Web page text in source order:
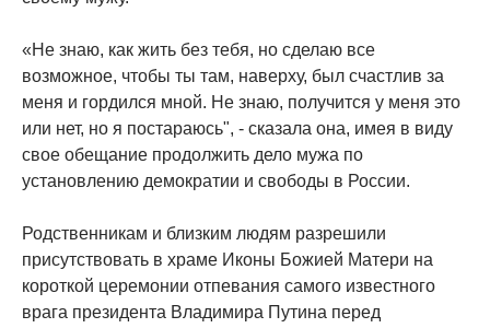
«Не знаю, как жить без тебя, но сделаю все
возможное, чтобы ты там, наверху, был счастлив за
меня и гордился мной. Не знаю, получится у меня это
или нет, но я постараюсь", - сказала она, имея в виду
свое обещание продолжить дело мужа по
установлению демократии и свободы в России.
Родственникам и близким людям разрешили
присутствовать в храме Иконы Божией Матери на
короткой церемонии отпевания самого известного
врага президента Владимира Путина перед